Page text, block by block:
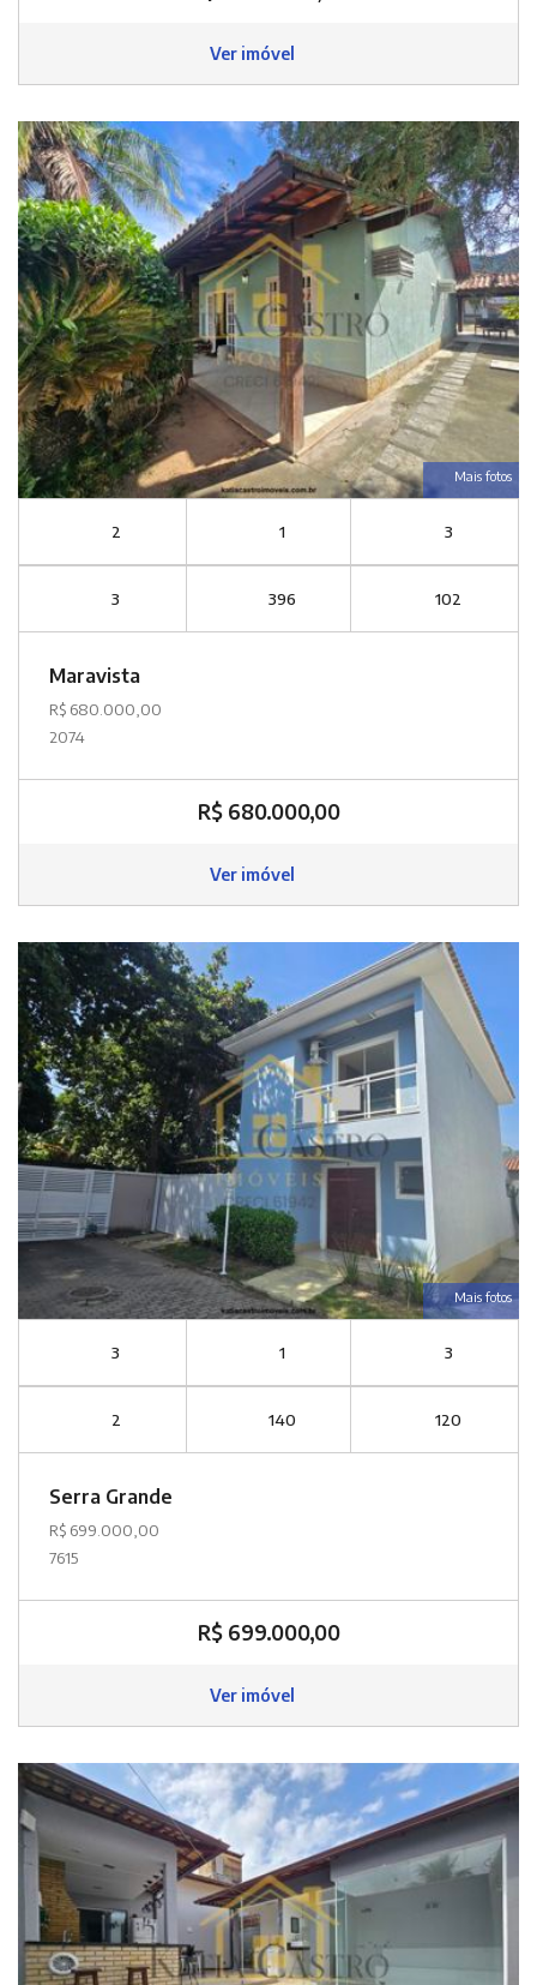
Ver imóvel
Mais fotos
2 1 3
3 396 102
Maravista
R$ 680.000,00
2074
R$ 680.000,00
Ver imóvel
Mais fotos
3 1 3
2 140 120
Serra Grande
R$ 699.000,00
7615
R$ 699.000,00
Ver imóvel